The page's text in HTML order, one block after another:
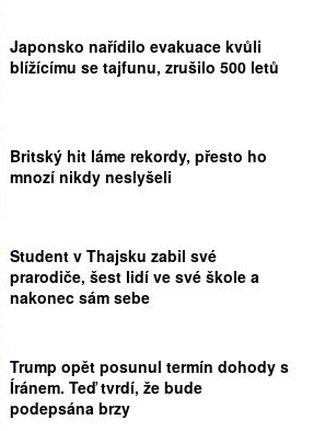
Japonsko nařídilo evakuace kvůli
blížícímu se tajfunu, zrušilo 500 letů
Britský hit láme rekordy, přesto ho
mnozí nikdy neslyšeli
Student v Thajsku zabil své
prarodiče, šest lidí ve své škole a
nakonec sám sebe
Trump opět posunul termín dohody s
Íránem. Teď tvrdí, že bude
podepsána brzy